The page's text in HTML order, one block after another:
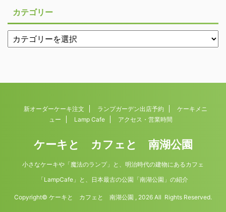
カテゴリー
新オーダーケーキ注文 ランプガーデン出店予約
ケーキメニ
ュー
Lamp Cafe アクセス・営業時間
ケーキと カフェと 南湖公園
小さなケーキや「魔法のランプ」と、明治時代の建物にあるカフェ
「LampCafe」と、日本最古の公園「南湖公園」の紹介
Copyright© ケーキと カフェと 南湖公園 , 2026 All Rights Reserved.